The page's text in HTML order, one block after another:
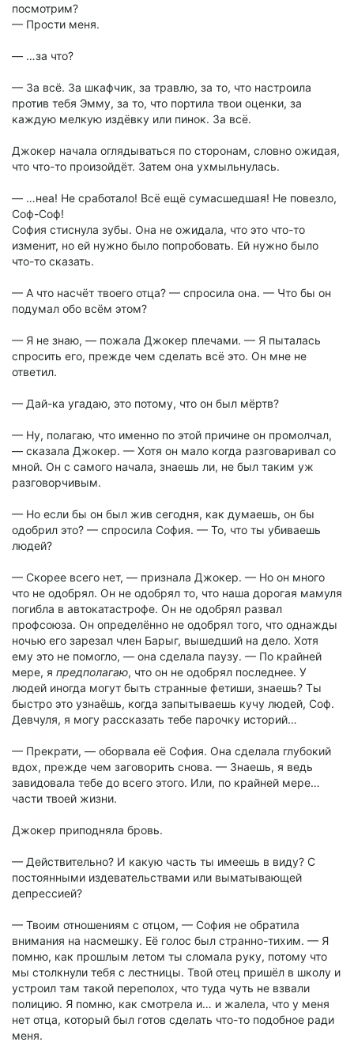
посмотрим?
— Прости меня.
— …за что?
— За всё. За шкафчик, за травлю, за то, что настроила
против тебя Эмму, за то, что портила твои оценки, за
каждую мелкую издёвку или пинок. За всё.
Джокер начала оглядываться по сторонам, словно ожидая,
что что-то произойдёт. Затем она ухмыльнулась.
— …неа! Не сработало! Всё ещё сумасшедшая! Не повезло,
Соф-Соф!
София стиснула зубы. Она не ожидала, что это что-то
изменит, но ей нужно было попробовать. Ей нужно было
что-то сказать.
— А что насчёт твоего отца? — спросила она. — Что бы он
подумал обо всём этом?
— Я не знаю, — пожала Джокер плечами. — Я пыталась
спросить его, прежде чем сделать всё это. Он мне не
ответил.
— Дай-ка угадаю, это потому, что он был мёртв?
— Ну, полагаю, что именно по этой причине он промолчал,
— сказала Джокер. — Хотя он мало когда разговаривал со
мной. Он с самого начала, знаешь ли, не был таким уж
разговорчивым.
— Но если бы он был жив сегодня, как думаешь, он бы
одобрил это? — спросила София. — То, что ты убиваешь
людей?
— Скорее всего нет, — признала Джокер. — Но он много
что не одобрял. Он не одобрял то, что наша дорогая мамуля
погибла в автокатастрофе. Он не одобрял развал
профсоюза. Он определённо не одобрял того, что однажды
ночью его зарезал член Барыг, вышедший на дело. Хотя
ему это не помогло, — она сделала паузу. — По крайней
мере, я предполагаю, что он не одобрял последнее. У
людей иногда могут быть странные фетиши, знаешь? Ты
быстро это узнаёшь, когда запытываешь кучу людей, Соф.
Девчуля, я могу рассказать тебе парочку историй…
— Прекрати, — оборвала её София. Она сделала глубокий
вдох, прежде чем заговорить снова. — Знаешь, я ведь
завидовала тебе до всего этого. Или, по крайней мере…
части твоей жизни.
Джокер приподняла бровь.
— Действительно? И какую часть ты имеешь в виду? С
постоянными издевательствами или выматывающей
депрессией?
— Твоим отношениям с отцом, — София не обратила
внимания на насмешку. Её голос был странно-тихим. — Я
помню, как прошлым летом ты сломала руку, потому что
мы столкнули тебя с лестницы. Твой отец пришёл в школу и
устроил там такой переполох, что туда чуть не взвали
полицию. Я помню, как смотрела и… и жалела, что у меня
нет отца, который был готов сделать что-то подобное ради
меня.